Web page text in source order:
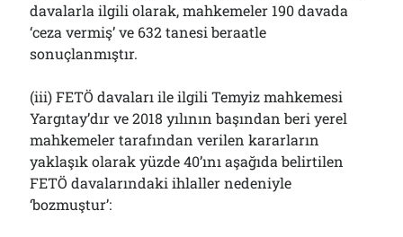
davalarla ilgili olarak, mahkemeler 190 davada
‘ceza vermiş’ ve 632 tanesi beraatle
sonuçlanmıştır.
(iii) FETÖ davaları ile ilgili Temyiz mahkemesi
Yargıtay’dır ve 2018 yılının başından beri yerel
mahkemeler tarafından verilen kararların
yaklaşık olarak yüzde 40’ını aşağıda belirtilen
FETÖ davalarındaki ihlaller nedeniyle
‘bozmuştur’: